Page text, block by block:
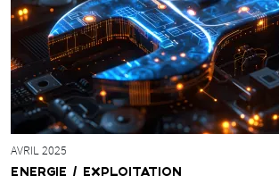
AVRIL 2025
ENERGIE / EXPLOITATION